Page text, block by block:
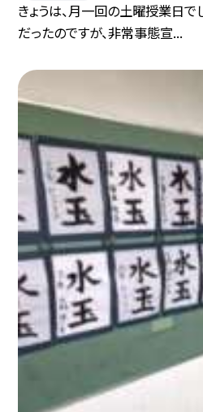
きょうは、月一回の土曜授業日で
だったのですが、非常事態宣...